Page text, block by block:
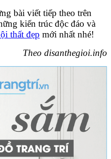
bài viết tiếp theo trên
kiến trúc độc đáo và
thất đẹp mới nhất nhé!
Theo disanthegioi.info